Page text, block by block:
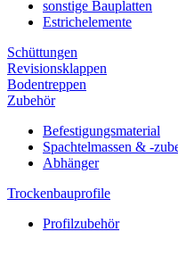
sonstige Bauplatten
Estrichelemente
Schüttungen
Revisionsklappen
Bodentreppen
Zubehör
Befestigungsmaterial
Spachtelmassen & -
Abhänger
Trockenbauprofile
Profilzubehör